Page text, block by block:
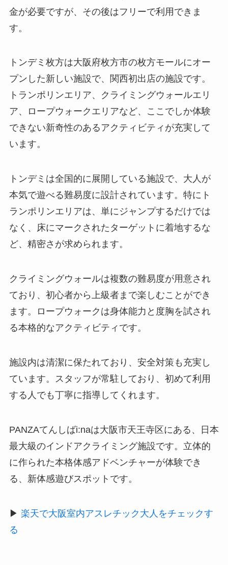
金が必要ですが、その後はフリーで利用できま
す。
トンデミ枚方は大阪府枚方市の枚方モールにオー
プンした新しい施設で、関西初出店の施設です。
トランポリンエリア、クライミングウォールエリ
ア、ロープウォークエリアなど、ここでしか体験
できない新奇性のあるアクティビティが充実して
います。
トンデミは全国的に展開している施設で、大人が
本気で遊べる難易度に設計されています。特にト
ランポリンエリアは、単にジャンプするだけでは
なく、床にマークされたターゲットに着地するな
ど、精密さが求められます。
クライミングウォールは複数の難易度が用意され
ており、初心者から上級者まで楽しむことができ
ます。ロープウォークは身体能力と度胸を試され
る本格的なアクティビティです。
施設内は清潔に保たれており、安全対策も充実し
ています。スタッフが常駐しており、初めて利用
する人でも丁寧に指導してくれます。
PANZAてんしばi:naは大阪市天王寺区にある、日本
最大級のインドアクライミング施設です。立体的
に作られた本格体感アドベンチャーが体験でき
る、新体感遊びスポットです。
▶ 楽天で大阪室内アスレチック大人をチェックす
る